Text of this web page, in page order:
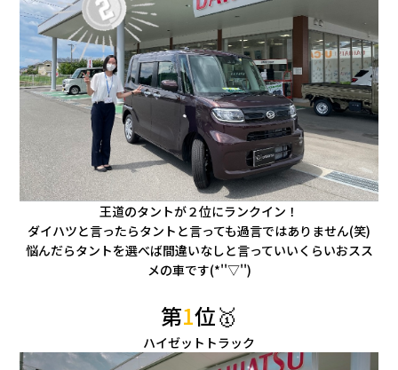
王道のタントが２位にランクイン！
ダイハツと言ったらタントと言っても過言ではありません(笑)
悩んだらタントを選べば間違いなしと言っていいくらいおスス
メの車です(*''▽'')
第1位🥇
ハイゼットトラック